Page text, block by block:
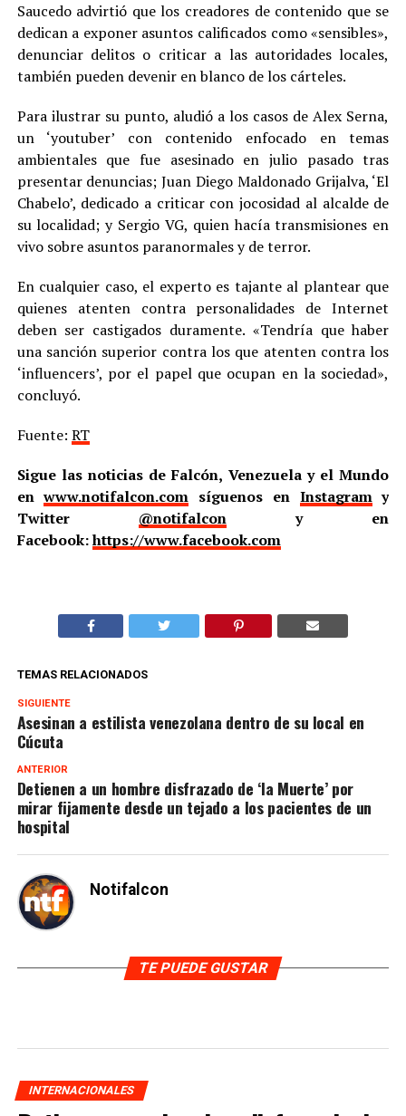
Saucedo advirtió que los creadores de contenido que se
dedican a exponer asuntos calificados como «sensibles»,
denunciar delitos o criticar a las autoridades locales,
también pueden devenir en blanco de los cárteles.
Para ilustrar su punto, aludió a los casos de Alex Serna,
un ‘youtuber’ con contenido enfocado en temas
ambientales que fue asesinado en julio pasado tras
presentar denuncias; Juan Diego Maldonado Grijalva, ‘El
Chabelo’, dedicado a criticar con jocosidad al alcalde de
su localidad; y Sergio VG, quien hacía transmisiones en
vivo sobre asuntos paranormales y de terror.
En cualquier caso, el experto es tajante al plantear que
quienes atenten contra personalidades de Internet
deben ser castigados duramente. «Tendría que haber
una sanción superior contra los que atenten contra los
‘influencers’, por el papel que ocupan en la sociedad»,
concluyó.
Fuente: RT
Sigue las noticias de Falcón, Venezuela y el Mundo
enwww.notifalcon.com síguenos en Instagramy
Twitter @notifalcony en
Facebook:https://www.facebook.com
TEMAS RELACIONADOS
SIGUIENTE
Asesinan a estilista venezolana dentro de su local en
Cúcuta
ANTERIOR
Detienen a un hombre disfrazado de ‘la Muerte’ por
mirar fijamente desde un tejado a los pacientes de un
hospital
Notifalcon
TE PUEDE GUSTAR
INTERNACIONALES